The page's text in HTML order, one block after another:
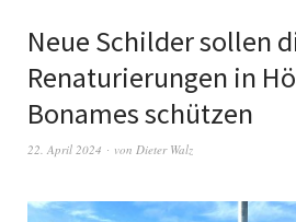
Neue Schilder sollen
Renaturierungen in
Bonames schützen
22. April 2024 von Dieter Walz